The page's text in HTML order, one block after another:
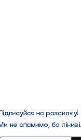
на розсилку!
не спамимо, бо